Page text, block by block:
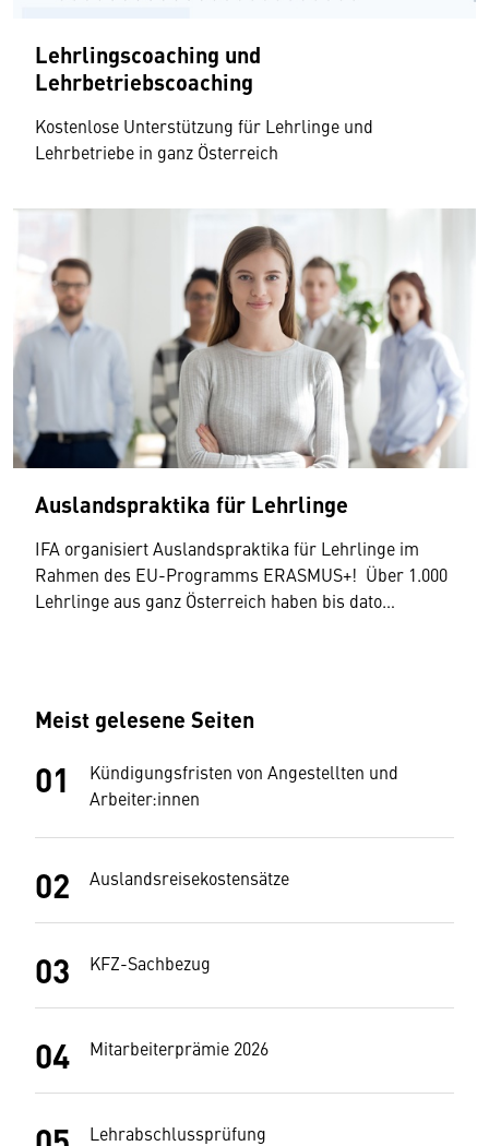
Lehrlingscoaching und
Lehrbetriebscoaching
Kostenlose Unterstützung für Lehrlinge und
Lehrbetriebe in ganz Österreich
Auslandspraktika für Lehrlinge
IFA organisiert Auslandspraktika für Lehrlinge im
Rahmen des EU-Programms ERASMUS+! Über 1.000
Lehrlinge aus ganz Österreich haben bis dato
Meist gelesene Seiten
Kündigungsfristen von Angestellten und
Arbeiter:innen
Auslandsreisekostensätze
KFZ-Sachbezug
Mitarbeiterprämie 2026
Lehrabschlussprüfung